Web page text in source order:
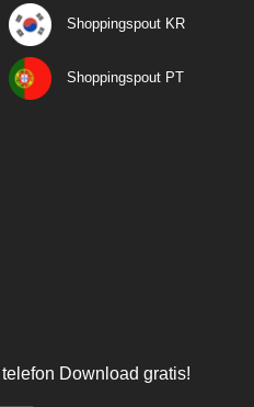
Shoppingspout KR
Shoppingspout PT
Download gratis!